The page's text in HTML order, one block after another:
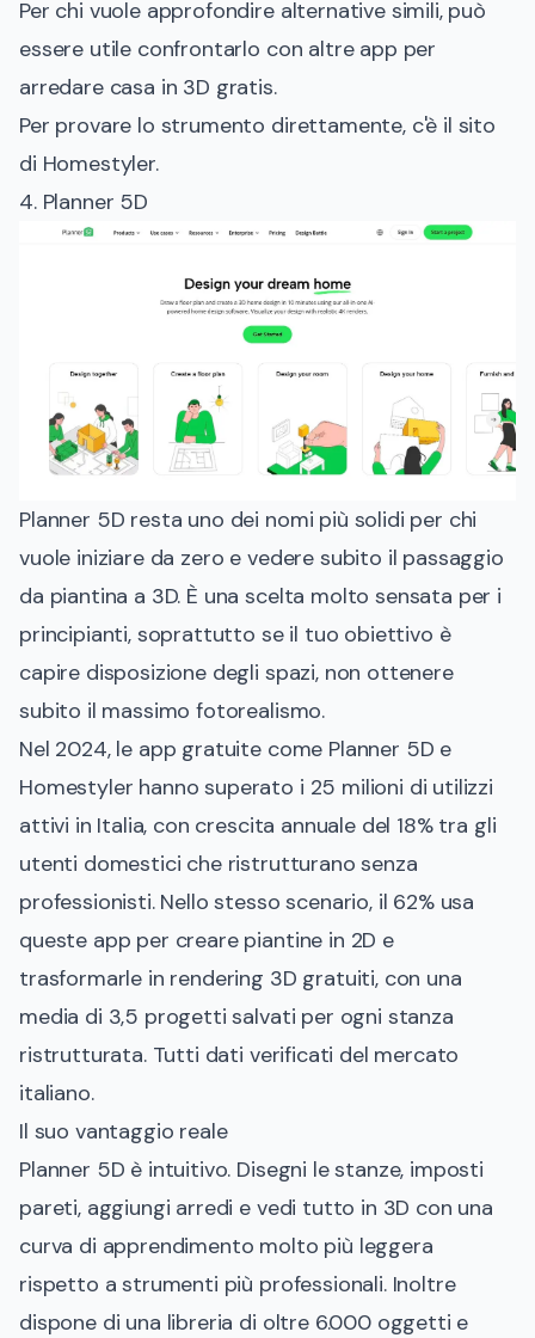
Per chi vuole approfondire alternative simili, può
essere utile confrontarlo con altre app per
arredare casa in 3D gratis.
Per provare lo strumento direttamente, c'è il sito
di Homestyler.
4. Planner 5D
Planner 5D resta uno dei nomi più solidi per chi
vuole iniziare da zero e vedere subito il passaggio
da piantina a 3D. È una scelta molto sensata per i
principianti, soprattutto se il tuo obiettivo è
capire disposizione degli spazi, non ottenere
subito il massimo fotorealismo.
Nel 2024, le app gratuite come Planner 5D e
Homestyler hanno superato i 25 milioni di utilizzi
attivi in Italia, con crescita annuale del 18% tra gli
utenti domestici che ristrutturano senza
professionisti. Nello stesso scenario, il 62% usa
queste app per creare piantine in 2D e
trasformarle in rendering 3D gratuiti, con una
media di 3,5 progetti salvati per ogni stanza
ristrutturata. Tutti dati verificati del mercato
italiano.
Il suo vantaggio reale
Planner 5D è intuitivo. Disegni le stanze, imposti
pareti, aggiungi arredi e vedi tutto in 3D con una
curva di apprendimento molto più leggera
rispetto a strumenti più professionali. Inoltre
dispone di una libreria di oltre 6.000 oggetti e